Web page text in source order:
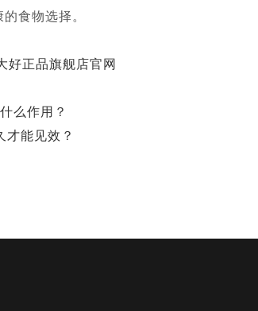
食物选择。
好正品旗舰店官网
么作用？
才能见效？